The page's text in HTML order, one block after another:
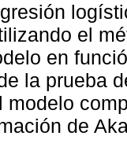
el
en
la prueba
modelo
de